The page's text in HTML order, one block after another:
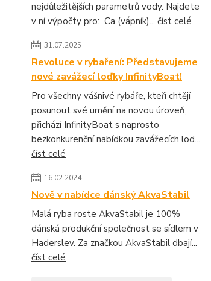
nejdůležitějších parametrů vody. Najdete
v ní výpočty pro: Ca (vápník)... číst celé
31.07.2025
Revoluce v rybaření: Představujeme
nové zavážecí loďky InfinityBoat!
Pro všechny vášnivé rybáře, kteří chtějí
posunout své umění na novou úroveň,
přichází InfinityBoat s naprosto
bezkonkurenční nabídkou zavážecích lod...
číst celé
16.02.2024
Nově v nabídce dánský AkvaStabil
Malá ryba roste AkvaStabil je 100%
dánská produkční společnost se sídlem v
Haderslev. Za značkou AkvaStabil dbají...
číst celé